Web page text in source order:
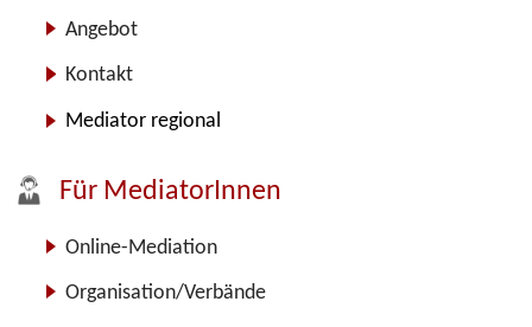
Angebot
Kontakt
Mediator regional
Für MediatorInnen
Online-Mediation
Organisation/Verbände